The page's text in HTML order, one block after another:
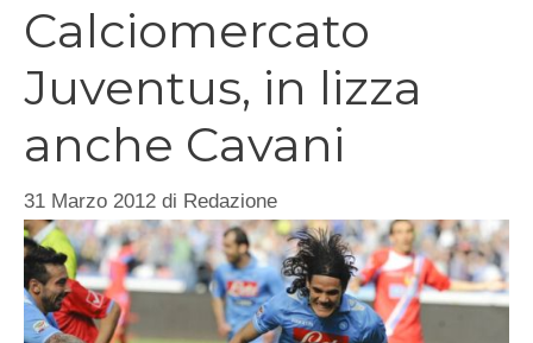
Calciomercato
Juventus, in lizza
anche Cavani
31 Marzo 2012 di Redazione